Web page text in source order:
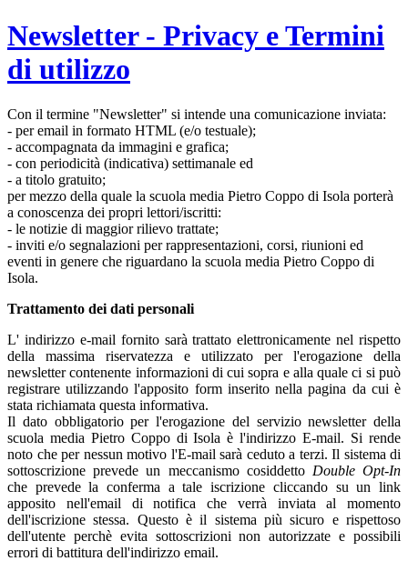
Newsletter - Privacy e Termini
di utilizzo
Con il termine "Newsletter" si intende una comunicazione inviata:
- per email in formato HTML (e/o testuale);
- accompagnata da immagini e grafica;
- con periodicità (indicativa) settimanale ed
- a titolo gratuito;
per mezzo della quale la scuola media Pietro Coppo di Isola porterà
a conoscenza dei propri lettori/iscritti:
- le notizie di maggior rilievo trattate;
- inviti e/o segnalazioni per rappresentazioni, corsi, riunioni ed
eventi in genere che riguardano la scuola media Pietro Coppo di
Isola.
Trattamento dei dati personali
L' indirizzo e-mail fornito sarà trattato elettronicamente nel rispetto
della massima riservatezza e utilizzato per l'erogazione della
newsletter contenente informazioni di cui sopra e alla quale ci si può
registrare utilizzando l'apposito form inserito nella pagina da cui è
stata richiamata questa informativa.
Il dato obbligatorio per l'erogazione del servizio newsletter della
scuola media Pietro Coppo di Isola è l'indirizzo E-mail. Si rende
noto che per nessun motivo l'E-mail sarà ceduto a terzi. Il sistema di
sottoscrizione prevede un meccanismo cosiddetto Double Opt-In
che prevede la conferma a tale iscrizione cliccando su un link
apposito nell'email di notifica che verrà inviata al momento
dell'iscrizione stessa. Questo è il sistema più sicuro e rispettoso
dell'utente perchè evita sottoscrizioni non autorizzate e possibili
errori di battitura dell'indirizzo email.